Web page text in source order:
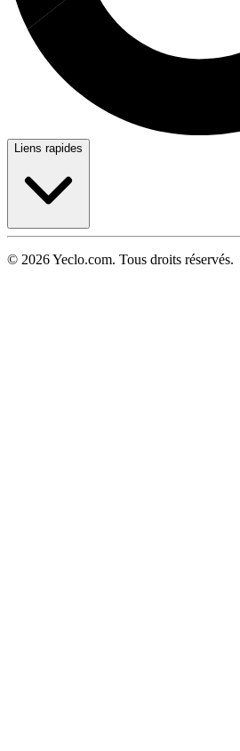
Liens rapides
© 2026 Yeclo.com. Tous droits réservés.